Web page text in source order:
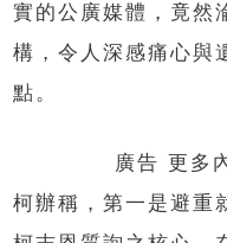
實的公廣媒體，竟然
構，令人深感痛心與
點。
廣告 更多
柯辦稱，第一是避重